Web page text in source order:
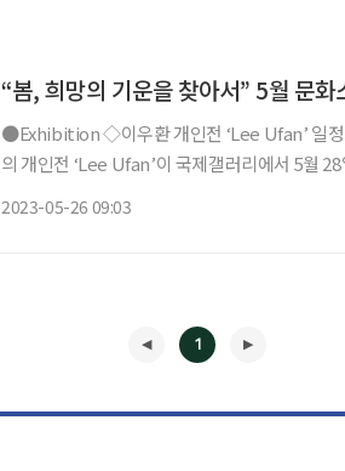
“봄, 희망의 기운을 찾아서” 5월 문화
●Exhibition ◇이우환 개인전 ‘Lee Ufan’ 일정 5월 28일까지 장소 국제갤러리 이우환 작가
의 개인전 ‘Lee Ufan’이 국제갤러리에서 5월
2023-05-26 09:03
1